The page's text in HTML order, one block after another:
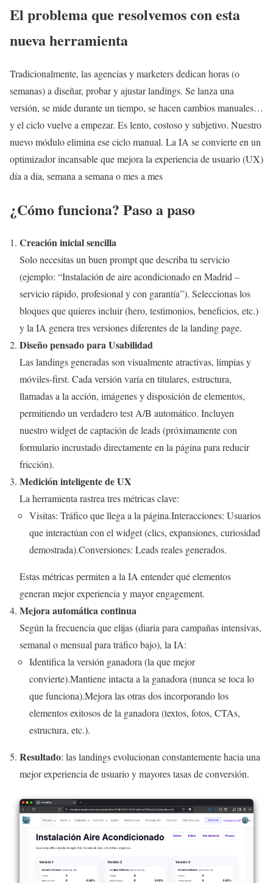
El problema que resolvemos con esta
nueva herramienta
Tradicionalmente, las agencias y marketers dedican horas (o
semanas) a diseñar, probar y ajustar landings. Se lanza una
versión, se mide durante un tiempo, se hacen cambios manuales…
y el ciclo vuelve a empezar. Es lento, costoso y subjetivo. Nuestro
nuevo módulo elimina ese ciclo manual. La IA se convierte en un
optimizador incansable que mejora la experiencia de usuario (UX)
día a día, semana a semana o mes a mes
¿Cómo funciona? Paso a paso
Creación inicial sencilla
Solo necesitas un buen prompt que describa tu servicio
(ejemplo: “Instalación de aire acondicionado en Madrid –
servicio rápido, profesional y con garantía”). Seleccionas los
bloques que quieres incluir (hero, testimonios, beneficios, etc.)
y la IA genera tres versiones diferentes de la landing page.
Diseño pensado para Usabilidad
Las landings generadas son visualmente atractivas, limpias y
móviles-first. Cada versión varía en titulares, estructura,
llamadas a la acción, imágenes y disposición de elementos,
permitiendo un verdadero test A/B automático. Incluyen
nuestro widget de captación de leads (próximamente con
formulario incrustado directamente en la página para reducir
fricción).
Medición inteligente de UX
La herramienta rastrea tres métricas clave:
Visitas: Tráfico que llega a la página.Interacciones: Usuarios
que interactúan con el widget (clics, expansiones, curiosidad
demostrada).Conversiones: Leads reales generados.
Estas métricas permiten a la IA entender qué elementos
generan mejor experiencia y mayor engagement.
Mejora automática continua
Según la frecuencia que elijas (diaria para campañas intensivas,
semanal o mensual para tráfico bajo), la IA:
Identifica la versión ganadora (la que mejor
convierte).Mantiene intacta a la ganadora (nunca se toca lo
que funciona).Mejora las otras dos incorporando los
elementos exitosos de la ganadora (textos, fotos, CTAs,
estructura, etc.).
Resultado: las landings evolucionan constantemente hacia una
mejor experiencia de usuario y mayores tasas de conversión.